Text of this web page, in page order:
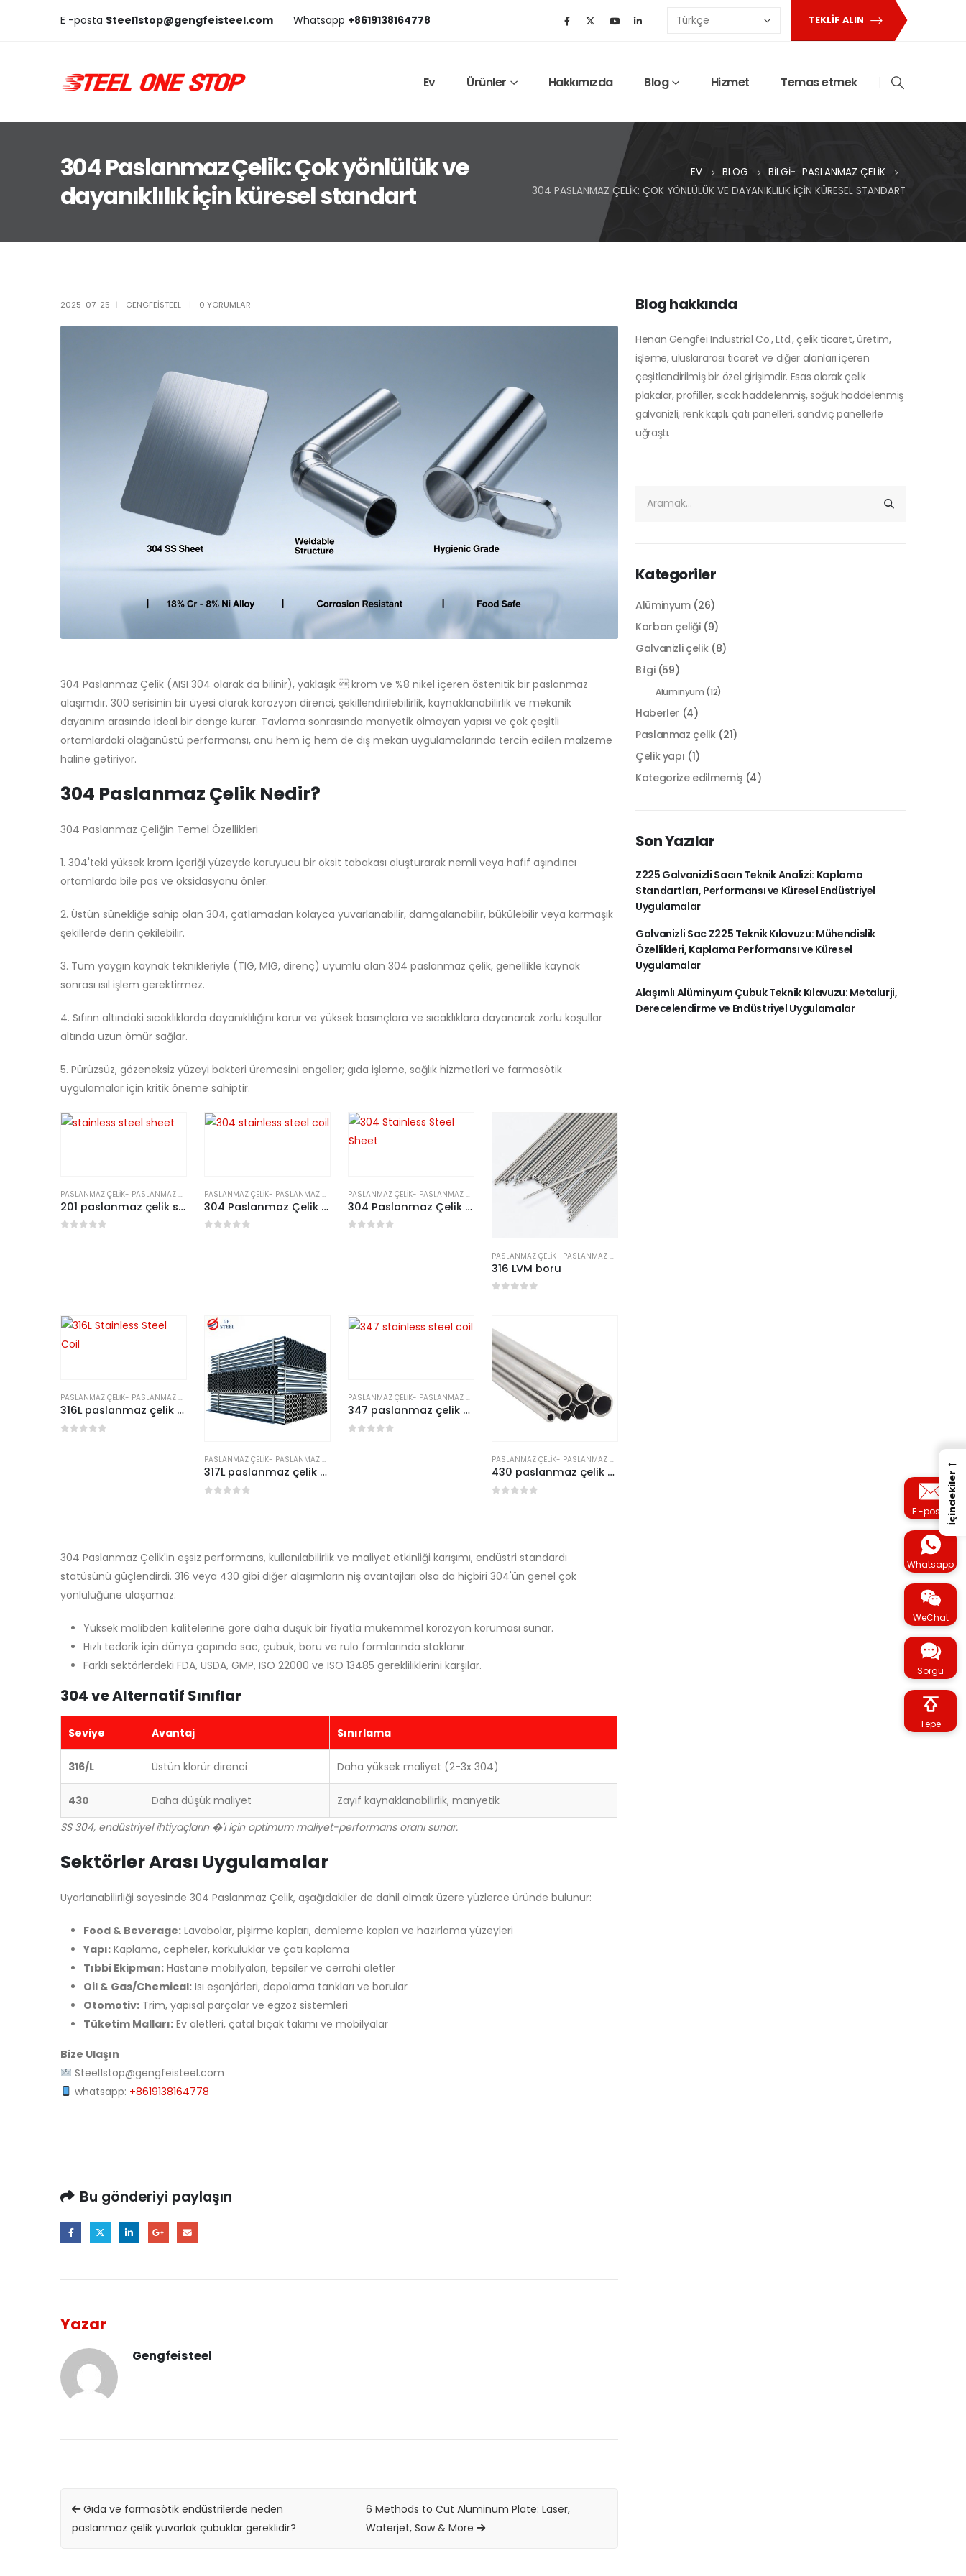
E -posta Steel1stop@gengfeisteel.com Whatsapp +8619138164778 TEKLIF ALIN
Ev Ürünler Hakkımızda Blog Hizmet Temas etmek
304 Paslanmaz Çelik: Çok yönlülük ve
dayanıklılık için küresel standart
EV BLOG BILGI- PASLANMAZ ÇELIK
304 PASLANMAZ ÇELIK: ÇOK YÖNLÜLÜK VE DAYANIKLILIK IÇIN KÜRESEL STANDART
2025-07-25 GENGFEISTEEL 0 YORUMLAR
304 Paslanmaz Çelik (AISI 304 olarak da bilinir), yaklaşık  krom ve %8 nikel içeren östenitik bir paslanmaz
alaşımdır. 300 serisinin bir üyesi olarak korozyon direnci, şekillendirilebilirlik, kaynaklanabilirlik ve mekanik
dayanım arasında ideal bir denge kurar. Tavlama sonrasında manyetik olmayan yapısı ve çok çeşitli
ortamlardaki olağanüstü performansı, onu hem iç hem de dış mekan uygulamalarında tercih edilen malzeme
haline getiriyor.
304 Paslanmaz Çelik Nedir?
304 Paslanmaz Çeliğin Temel Özellikleri
1. 304'teki yüksek krom içeriği yüzeyde koruyucu bir oksit tabakası oluşturarak nemli veya hafif aşındırıcı
ortamlarda bile pas ve oksidasyonu önler.
2. Üstün sünekliğe sahip olan 304, çatlamadan kolayca yuvarlanabilir, damgalanabilir, bükülebilir veya karmaşık
şekillerde derin çekilebilir.
3. Tüm yaygın kaynak teknikleriyle (TIG, MIG, direnç) uyumlu olan 304 paslanmaz çelik, genellikle kaynak
sonrası ısıl işlem gerektirmez.
4. Sıfırın altındaki sıcaklıklarda dayanıklılığını korur ve yüksek basınçlara ve sıcaklıklara dayanarak zorlu koşullar
altında uzun ömür sağlar.
5. Pürüzsüz, gözeneksiz yüzeyi bakteri üremesini engeller; gıda işleme, sağlık hizmetleri ve farmasötik
uygulamalar için kritik öneme sahiptir.
PASLANMAZ ÇELIK- PASLANMAZ ÇELIK PLAKA/TABAKA
201 paslanmaz çelik sac
PASLANMAZ ÇELIK- PASLANMAZ ÇELIK BOBIN
304 Paslanmaz Çelik Bobin 1.4301
PASLANMAZ ÇELIK- PASLANMAZ ÇELIK PLAKA/TABAKA
304 Paslanmaz Çelik Sac
PASLANMAZ ÇELIK- PASLANMAZ ÇELIK BORU/TÜP
316 LVM boru
PASLANMAZ ÇELIK- PASLANMAZ ÇELIK BOBIN
316L paslanmaz çelik bobin
PASLANMAZ ÇELIK- PASLANMAZ ÇELIK BORU/TÜP
317L paslanmaz çelik boru
PASLANMAZ ÇELIK- PASLANMAZ ÇELIK BOBIN
347 paslanmaz çelik bobin
PASLANMAZ ÇELIK- PASLANMAZ ÇELIK BORU/TÜP
430 paslanmaz çelik boru
304 Paslanmaz Çelik'in eşsiz performans, kullanılabilirlik ve maliyet etkinliği karışımı, endüstri standardı
statüsünü güçlendirdi. 316 veya 430 gibi diğer alaşımların niş avantajları olsa da hiçbiri 304'ün genel çok
yönlülüğüne ulaşamaz:
Yüksek molibden kalitelerine göre daha düşük bir fiyatla mükemmel korozyon koruması sunar.
Hızlı tedarik için dünya çapında sac, çubuk, boru ve rulo formlarında stoklanır.
Farklı sektörlerdeki FDA, USDA, GMP, ISO 22000 ve ISO 13485 gerekliliklerini karşılar.
304 ve Alternatif Sınıflar
Seviye Avantaj Sınırlama
316/L Üstün klorür direnci Daha yüksek maliyet (2-3x 304)
430 Daha düşük maliyet
Zayıf kaynaklanabilirlik, manyetik
SS 304, endüstriyel ihtiyaçların �'ı için optimum maliyet-performans oranı sunar.
Sektörler Arası Uygulamalar
Uyarlanabilirliği sayesinde 304 Paslanmaz Çelik, aşağıdakiler de dahil olmak üzere yüzlerce üründe bulunur:
Food & Beverage: Lavabolar, pişirme kapları, demleme kapları ve hazırlama yüzeyleri
Yapı: Kaplama, cepheler, korkuluklar ve çatı kaplama
Tıbbi Ekipman: Hastane mobilyaları, tepsiler ve cerrahi aletler
Oil & Gas/Chemical: Isı eşanjörleri, depolama tankları ve borular
Otomotiv: Trim, yapısal parçalar ve egzoz sistemleri
Tüketim Malları: Ev aletleri, çatal bıçak takımı ve mobilyalar
Bize Ulaşın
Steel1stop@gengfeisteel.com
whatsapp: +8619138164778
Bu gönderiyi paylaşın
Yazar
Gengfeisteel
Gıda ve farmasötik endüstrilerde neden
paslanmaz çelik yuvarlak çubuklar gereklidir?
6 Methods to Cut Aluminum Plate: Laser,
Waterjet, Saw & More
Blog hakkında
Henan Gengfei Industrial Co., Ltd., çelik ticaret, üretim,
işleme, uluslararası ticaret ve diğer alanları içeren
çeşitlendirilmiş bir özel girişimdir. Esas olarak çelik
plakalar, profiller, sıcak haddelenmiş, soğuk haddelenmiş
galvanizli, renk kaplı, çatı panelleri, sandviç panellerle
uğraştı.
Kategoriler
Alüminyum(26)
Karbon çeliği(9)
Galvanizli çelik(8)
Bilgi(59)
Alüminyum (12)
Haberler (4)
Paslanmaz çelik(21)
Çelik yapı (1)
Kategorize edilmemiş(4)
Son Yazılar
Z225 Galvanizli Sacın Teknik Analizi: Kaplama
Standartları, Performansı ve Küresel Endüstriyel
Uygulamalar
Galvanizli Sac Z225 Teknik Kılavuzu: Mühendislik
Özellikleri, Kaplama Performansı ve Küresel
Uygulamalar
Alaşımlı Alüminyum Çubuk Teknik Kılavuzu: Metalurji,
Derecelendirme ve Endüstriyel Uygulamalar
E -posta
Whatsapp
WeChat
Sorgu
Tepe
←
İçindekiler